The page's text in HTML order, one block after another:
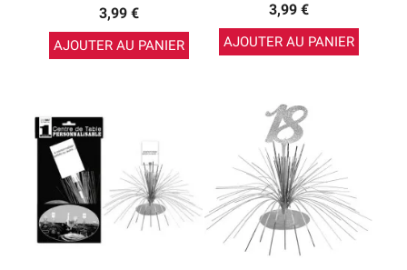
3,99 €
AJOUTER AU PANIER
3,99 €
AJOUTER AU PANIER